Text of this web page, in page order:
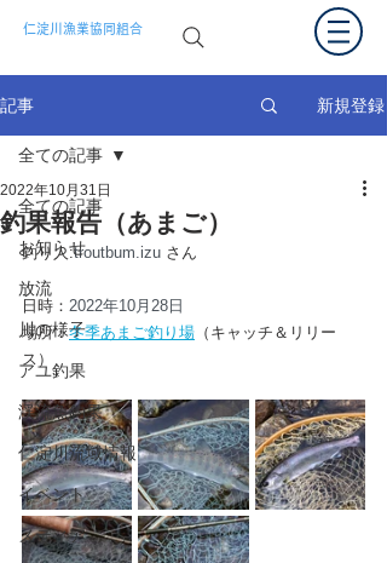
仁淀川漁業協同組合
記事 新規登録
全ての記事
お知らせ
放流
川の様子
アユ釣果
渓流魚釣果
仁淀川流域情報
イベント
メディア
全ての記事
釣果報告（あまご）
2022年10月31日
釣り人:troutbum.izu さん
日時： 2022年10月28日
場所：冬季あまご釣り場 （キャッチ＆リリー
ス）